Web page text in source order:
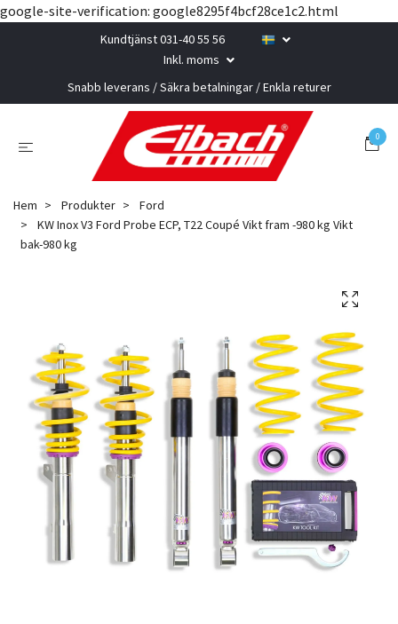
google-site-verification: google8295f4bcf28ce1c2.html
Kundtjänst 031-40 55 56
Inkl. moms
Snabb leverans / Säkra betalningar / Enkla returer
0
Hem Produkter
Ford
KW Inox V3 Ford Probe ECP, T22 Coupé Vikt fram -980 kg Vikt
bak-980 kg